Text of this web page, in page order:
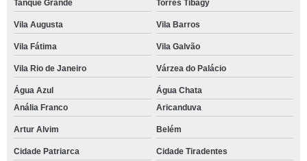
Tanque Grande Torres Tibagy
Vila Augusta Vila Barros
Vila Fátima Vila Galvão
Vila Rio de Janeiro Várzea do Palácio
Água Azul
Água Chata
Anália Franco
Aricanduva
Artur Alvim Belém
Cidade Patriarca Cidade Tiradentes